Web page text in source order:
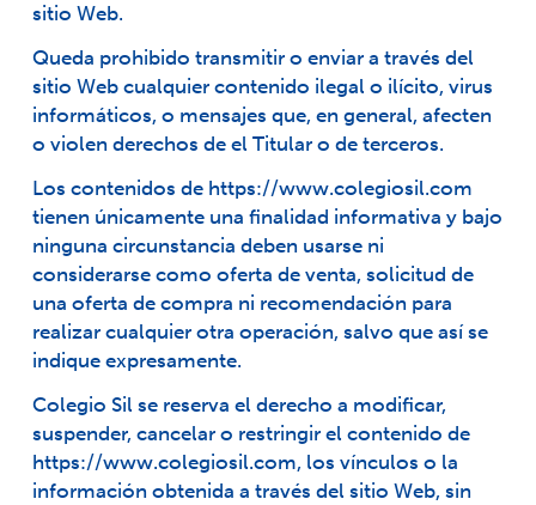
sitio Web.
Queda prohibido transmitir o enviar a través del
sitio Web cualquier contenido ilegal o ilícito, virus
informáticos, o mensajes que, en general, afecten
o violen derechos de el Titular o de terceros.
Los contenidos de https://www.colegiosil.com
tienen únicamente una finalidad informativa y bajo
ninguna circunstancia deben usarse ni
considerarse como oferta de venta, solicitud de
una oferta de compra ni recomendación para
realizar cualquier otra operación, salvo que así se
indique expresamente.
Colegio Sil se reserva el derecho a modificar,
suspender, cancelar o restringir el contenido de
https://www.colegiosil.com, los vínculos o la
información obtenida a través del sitio Web, sin